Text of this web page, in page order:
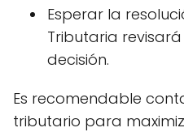
Esperar la
Tributaria
decisión.
Es recomendable
tributario para